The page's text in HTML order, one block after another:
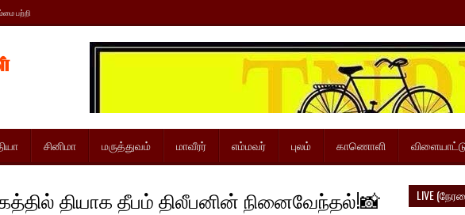
பற்றி
சினிமா மருத்துவம் மாவீரர் எம்மவர் புலம் காணொளி
தியாக தீபம் திலீபனின் நினைவேந்தல்!📸 LIVE